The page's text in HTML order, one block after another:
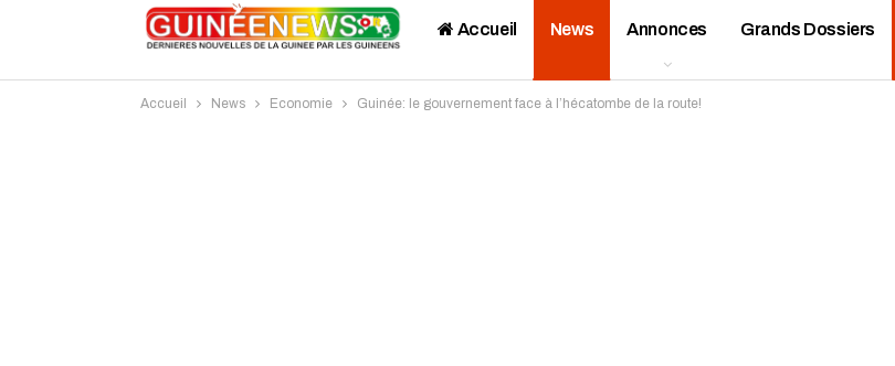
Accueil News Annonces Grands Dossiers
Accueil News Economie Guinée: le gouvernement face à l’hécatombe de la route!